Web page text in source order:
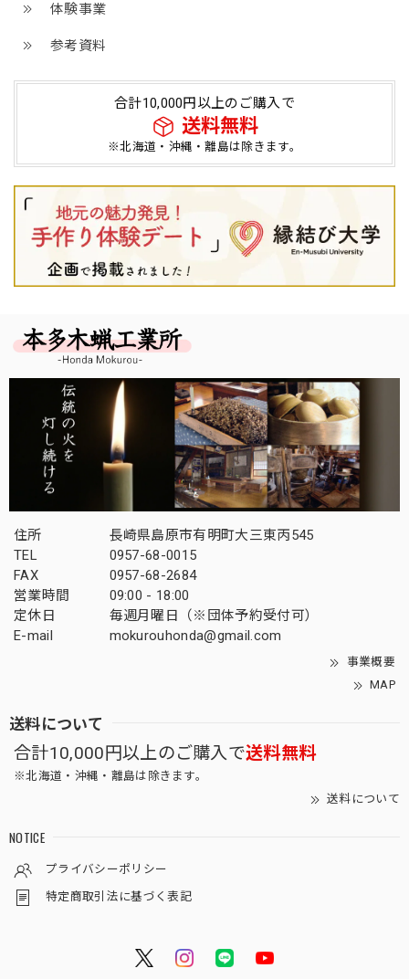
体験事業
参考資料
合計10,000円以上のご購入で
送料無料
※北海道・沖縄・離島は除きます。
住所
長崎県島原市有明町大三東丙545
TEL
0957-68-0015
FAX
0957-68-2684
営業時間
09:00 - 18:00
定休日
毎週月曜日（※団体予約受付可）
E-mail
mokurouhonda@gmail.com
事業概要
MAP
送料について
合計10,000円以上のご購入で送料無料
※北海道・沖縄・離島は除きます。
送料について
NOTICE
プライバシーポリシー
特定商取引法に基づく表記